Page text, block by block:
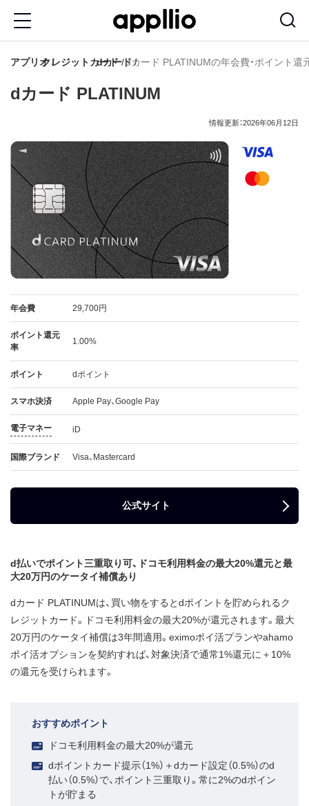
ツ
アプリオクレジットカード
dカードdカード PLATINUMの年会費・ポイント
dカード PLATINUM
情報更新：2026年06月12日
年会費 29,700円
ポイント還元
率
1.00%
ポイント dポイント
スマホ決済 Apple Pay、Google Pay
電子マネー iD
国際ブランド Visa、Mastercard
公式サイト
d払いでポイント三重取り可、ドコモ利用料金の最大20%還元と最
大20万円のケータイ補償あり
dカード PLATINUMは、買い物をするとdポイントを貯められるク
レジットカード。ドコモ利用料金の最大20%が還元されます。最大
20万円のケータイ補償は3年間適用。eximoポイ活プランやahamo
ポイ活オプションを契約すれば、対象決済で通常1%還元に＋10%
の還元を受けられます。
おすすめポイント
ドコモ利用料金の最大20%が還元
dポイントカード提示（1%）＋dカード設定（0.5%）のd
払い（0.5%）で、ポイント三重取り。常に2%のdポイン
トが貯まる